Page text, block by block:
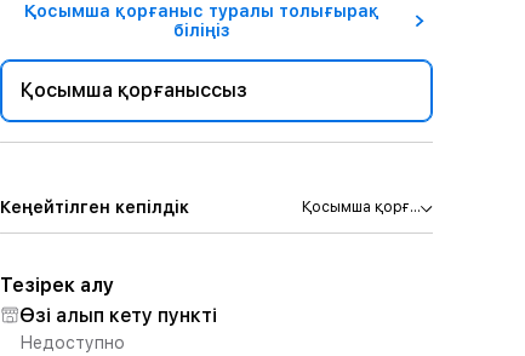
Қосымша қорғаныс туралы толығырақ
біліңіз
Қосымша қорғаныссыз
Кеңейтілген кепілдік Қосымша қорғ...
Тезірек алу
Өзі алып кету пункті
Недоступно